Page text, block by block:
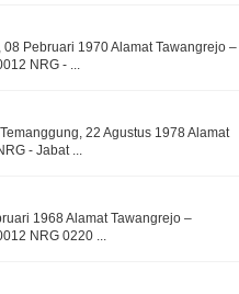
08 Pebruari 1970 Alamat Tawangrejo –
NRG - ...
22 Agustus 1978 Alamat
- Jabat ...
1968 Alamat Tawangrejo –
NRG 0220 ...